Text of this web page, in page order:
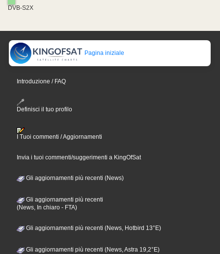
DVB-S2X
Pagina iniziale
Introduzione / FAQ
Definisci il tuo profilo
I Tuoi commenti / Aggiornamenti
Invia i tuoi commenti/suggerimenti a KingOfSat
Gli aggiornamenti più recenti (News)
Gli aggiornamenti più recenti
(News, In chiaro - FTA)
Gli aggiornamenti più recenti (News, Hotbird 13°E)
Gli aggiornamenti più recenti (News, Astra 19,2°E)